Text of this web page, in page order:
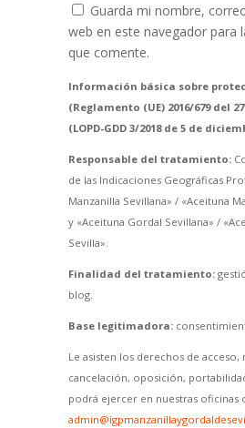
Guarda mi nombre,
web en este navegador para
que comente.
Información básica sobre
(Reglamento (UE) 2016/679 del
(LOPD-GDD 3/2018 de 5 de
Responsable del tratamiento:
de las Indicaciones Geográficas
Manzanilla Sevillana» / «Aceituna
y «Aceituna Gordal Sevillana» /
Sevilla».
Finalidad del tratamiento:
blog.
Base legitimadora:
Le asisten los derechos de
cancelación, oposición,
podrá ejercer en nuestras oficinas